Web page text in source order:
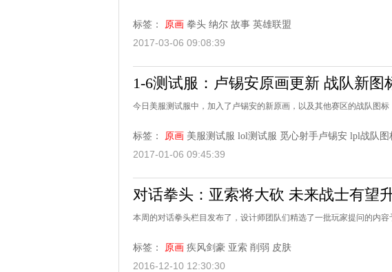
标签： 原画 拳头 纳尔 故事 英雄联盟
2017-03-06 09:08:39
1-6测试服：卢锡安原画更新 战队新图
今日美服测试服中，加入了卢锡安的新原画，以及其他赛区的战队图标
标签： 原画 美服测试服 lol测试服 觅心射手卢锡安 lpl战队图
2017-01-06 09:45:39
对话拳头：亚索将大砍 未来战士有望
本周的对话拳头栏目发布了，设计师团队们精选了一批玩家提问的内容
标签： 原画 疾风剑豪 亚索 削弱 皮肤
2016-12-10 12:30:30